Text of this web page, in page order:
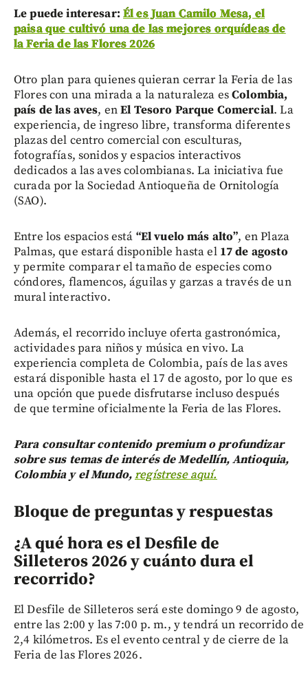
Le puede interesar: Él es Juan Camilo Mesa, el
paisa que cultivó una de las mejores orquídeas de
la Feria de las Flores 2026
Otro plan para quienes quieran cerrar la Feria de las
Flores con una mirada a la naturaleza esColombia,
país de las aves, enEl Tesoro Parque Comercial. La
experiencia, de ingreso libre, transforma diferentes
plazas del centro comercial con esculturas,
fotografías, sonidos y espacios interactivos
dedicados a las aves colombianas. La iniciativa fue
curada por la Sociedad Antioqueña de Ornitología
(SAO).
Entre los espacios está “El vuelo más alto”, en Plaza
Palmas, que estará disponible hasta el 17 de agosto
y permite comparar el tamaño de especies como
cóndores, flamencos, águilas y garzas a través de un
mural interactivo.
Además, el recorrido incluye oferta gastronómica,
actividades para niños y música en vivo. La
experiencia completa de Colombia, país de las aves
estará disponible hasta el 17 de agosto, por lo que es
una opción que puede disfrutarse incluso después
de que termine oficialmente la Feria de las Flores.
Para consultar contenido premium o profundizar
sobre sus temas de interés de Medellín, Antioquia,
Colombia y el Mundo,regístrese aquí.
Bloque de preguntas y respuestas
¿A qué hora es el Desfile de
Silleteros 2026 y cuánto dura el
recorrido?
El Desfile de Silleteros será este domingo 9 de agosto,
entre las 2:00 y las 7:00 p. m., y tendrá un recorrido de
2,4 kilómetros. Es el evento central y de cierre de la
Feria de las Flores 2026.